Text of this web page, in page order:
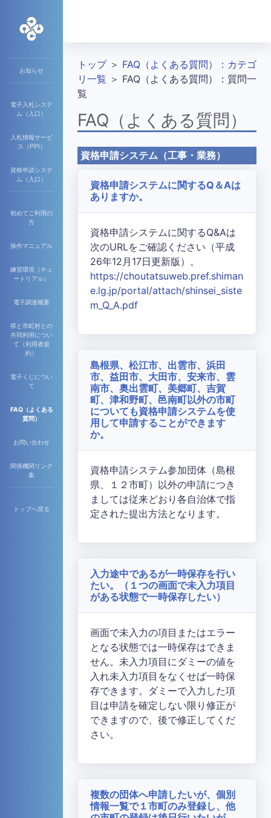
お知らせ
電子入札システ
ム（入口）
入札情報サービ
ス（PPI）
資格申請システ
ム（入口）
初めてご利用の
方
操作マニュアル
練習環境（チュ
ートリアル）
電子調達概要
県と市町村との
共同利用につい
て（利用者規
約）
電子くじについ
て
FAQ（よくある
質問）
お問い合わせ
関係機関リンク
集
トップへ戻る
トップ＞ FAQ（よくある質問）：カテゴ
リ一覧 ＞ FAQ（よくある質問）：質問一
覧
FAQ（よくある質問）
資格申請システム（工事・業務）
資格申請システムに関するQ＆Aは
ありますか。
資格申請システムに関するQ&Aは
次のURLをご確認ください（平成
26年12月17日更新版）。
https://choutatsuweb.pref.shiman
e.lg.jp/portal/attach/shinsei_siste
m_Q_A.pdf
島根県、松江市、出雲市、浜田
市、益田市、大田市、安来市、雲
南市、奥出雲町、美郷町、吉賀
町、津和野町、邑南町以外の市町
についても資格申請システムを使
用して申請することができます
か。
資格申請システム参加団体（島根
県、１２市町）以外の申請につき
ましては従来どおり各自治体で指
定された提出方法となります。
入力途中であるが一時保存を行い
たい。（１つの画面で未入力項目
がある状態で一時保存したい）
画面で未入力の項目またはエラー
となる状態では一時保存はできま
せん。未入力項目にダミーの値を
入れ未入力項目をなくせば一時保
存できます。ダミーで入力した項
目は申請を確定しない限り修正が
できますので、後で修正してくだ
さい。
複数の団体へ申請したいが、個別
情報一覧で１市町のみ登録し、他